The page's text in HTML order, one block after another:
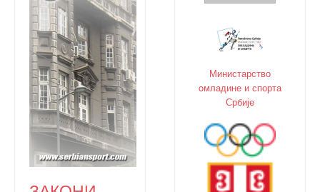
Министарство
oмладине и спорта
Србије